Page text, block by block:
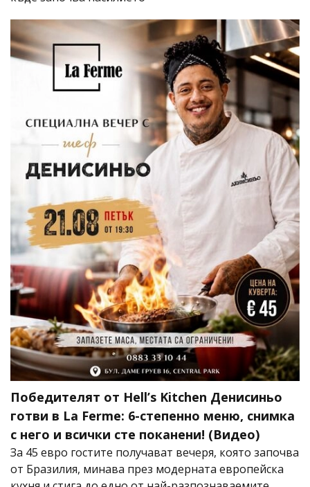
Победителят от Hell’s Kitchen Денисиньо
готви в La Ferme: 6-степенно меню, снимка
с него и всички сте поканени! (Видео)
За 45 евро гостите получават вечеря, която започва
от Бразилия, минава през модерната европейска